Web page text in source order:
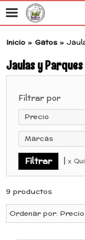
Inicio» Gatos»
Jaulas y
Filtrar por
Precio
Marcas
| x
9 productos
Ordenar por: Precio